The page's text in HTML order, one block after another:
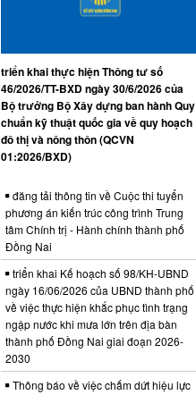
triển khai thực hiện Thông tư số
46/2026/TT-BXD ngày 30/6/2026 của
Bộ trưởng Bộ Xây dựng ban hành Quy
chuẩn kỹ thuật quốc gia về quy hoạch
đô thị và nông thôn (QCVN
01:2026/BXD)
đăng tải thông tin về Cuộc thi tuyển
phương án kiến trúc công trình Trung
tâm Chính trị - Hành chính thành phố
Đồng Nai
triển khai Kế hoạch số 98/KH-UBND
ngày 16/06/2026 của UBND thành phố
về việc thực hiện khắc phục tình trạng
ngập nước khi mưa lớn trên địa bàn
thành phố Đồng Nai giai đoạn 2026-
2030
Thông báo về việc chấm dứt hiệu lực